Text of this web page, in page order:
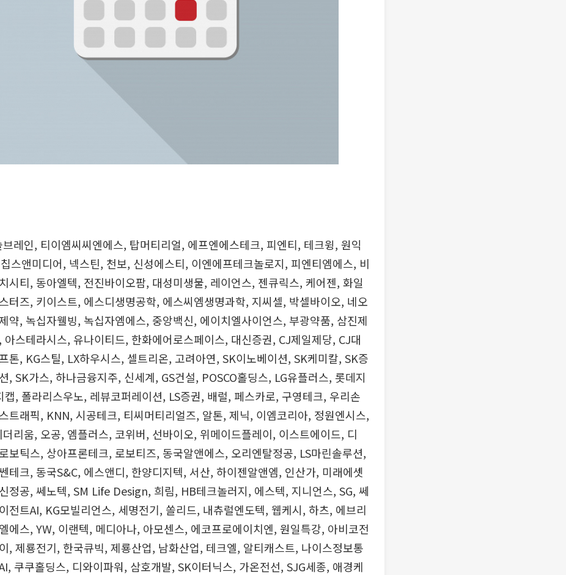
레인, 티이엠씨씨엔에스, 탑머티리얼, 에프엔에스테크, 피엔티, 테크윙, 원익
스앤미디어, 넥스틴, 천보, 신성에스티, 이엔에프테크놀로지, 피엔티엠에스, 비
시티, 동아엘텍, 전진바이오팜, 대성미생물, 레이언스, 젠큐릭스, 케어젠, 화일
터즈, 키이스트, 에스디생명공학, 에스씨엠생명과학, 지씨셀, 박셀바이오, 네오
약, 녹십자웰빙, 녹십자엠에스, 중앙백신, 에이치엘사이언스, 부광약품, 삼진제
아스테라시스, 유나이티드, 한화에어로스페이스, 대신증권, CJ제일제당, CJ대
톤, KG스틸, LX하우시스, 셀트리온, 고려아연, SK이노베이션, SK케미칼, SK증
, SK가스, 하나금융지주, 신세계, GS건설, POSCO홀딩스, LG유플러스, 롯데지
캡, 폴라리스우노, 레뷰코퍼레이션, LS증권, 배럴, 페스카로, 구영테크, 우리손
트래픽, KNN, 시공테크, 티씨머티리얼즈, 알톤, 제닉, 이엠코리아, 정원엔시스,
리움, 오공, 엠플러스, 코위버, 선바이오, 위메이드플레이, 이스트에이드, 디
보틱스, 상아프론테크, 로보티즈, 동국알앤에스, 오리엔탈정공, LS마린솔루션,
테크, 동국S&C, 에스앤디, 한양디지텍, 서산, 하이젠알앤엠, 인산가, 미래에셋
정공, 쎄노텍, SM Life Design, 희림, HB테크놀러지, 에스텍, 지니언스, SG, 쎄
전트AI, KG모빌리언스, 세명전기, 쏠리드, 내츄럴엔도텍, 웹케시, 하츠, 에브리
에스, YW, 이랜텍, 메디아나, 아모센스, 에코프로에이치엔, 원일특강, 아비코전
, 제룡전기, 한국큐빅, 제룡산업, 남화산업, 테크엘, 알티캐스트, 나이스정보통
쿠쿠홀딩스, 디와이파워, 삼호개발, SK이터닉스, 가온전선, SJG세종, 애경케